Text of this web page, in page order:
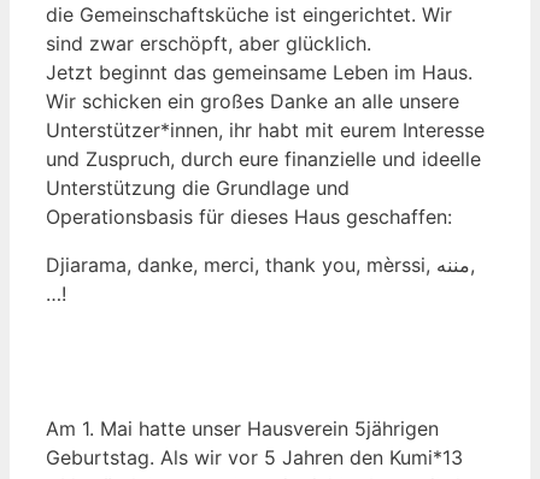
die Gemeinschaftsküche ist eingerichtet. Wir
sind zwar erschöpft, aber glücklich.
Jetzt beginnt das gemeinsame Leben im Haus.
Wir schicken ein großes Danke an alle unsere
Unterstützer*innen, ihr habt mit eurem Interesse
und Zuspruch, durch eure finanzielle und ideelle
Unterstützung die Grundlage und
Operationsbasis für dieses Haus geschaffen:
Djiarama, danke, merci, thank you, mèrssi, مننه,
…!
Am 1. Mai hatte unser Hausverein 5jährigen
Geburtstag. Als wir vor 5 Jahren den Kumi*13